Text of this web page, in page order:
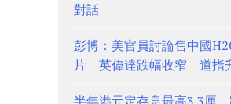
對話
彭博：美官員討論售中國
片 英偉達跌幅收窄 道指